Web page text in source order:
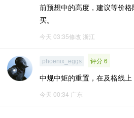
前预想中的高度，建议等价
买。
今天 03:35修改 浙江
phoenix_eggs 评分 6
中规中矩的重置，在及格线
今天 00:34 广东